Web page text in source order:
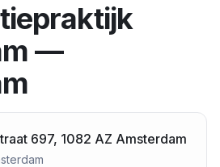
—
697, 1082 AZ Amsterdam